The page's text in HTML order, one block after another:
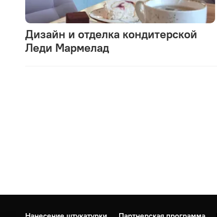
Дизайн и отделка кондитерской
Леди Мармелад